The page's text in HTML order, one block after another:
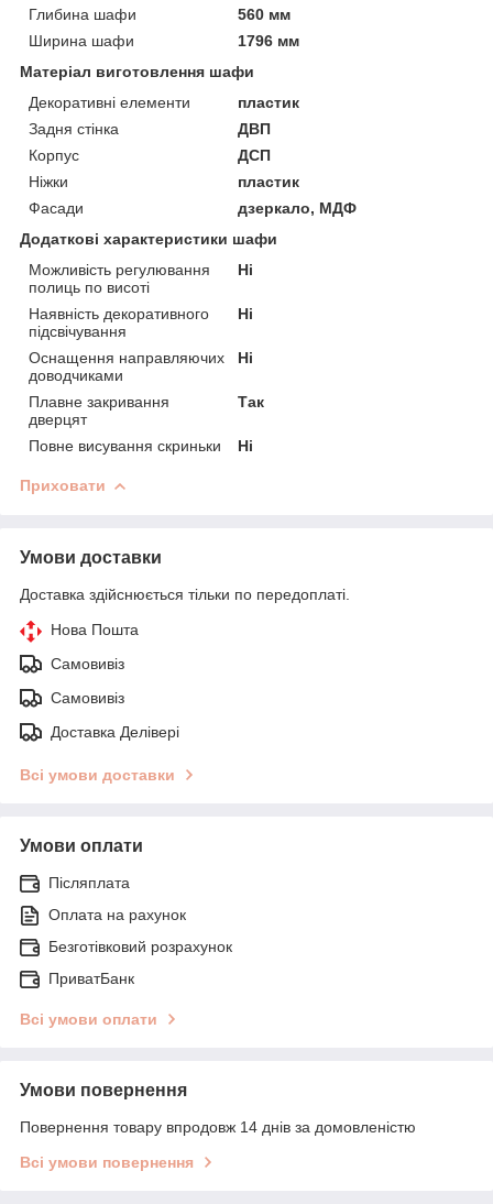
Глибина шафи
560 мм
Ширина шафи
1796 мм
Матеріал виготовлення шафи
Декоративні елементи
пластик
Задня стінка
ДВП
Корпус
ДСП
Ніжки
пластик
Фасади
дзеркало, МДФ
Додаткові характеристики шафи
Можливість регулювання
полиць по висоті
Ні
Наявність декоративного
підсвічування
Ні
Оснащення направляючих
доводчиками
Ні
Плавне закривання
дверцят
Так
Повне висування скриньки Ні
Приховати
Умови доставки
Доставка здійснюється тільки по передоплаті.
Нова Пошта
Самовивіз
Самовивіз
Доставка Делівері
Всі умови доставки
Умови оплати
Післяплата
Оплата на рахунок
Безготівковий розрахунок
ПриватБанк
Всі умови оплати
Умови повернення
Повернення товару впродовж 14 днів за домовленістю
Всі умови повернення